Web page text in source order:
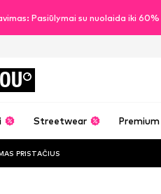
Pasiūlymai su nuolaida iki 60%
Streetwear Premium
PRISTAČIUS